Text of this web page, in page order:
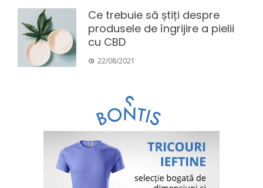
Ce trebuie să știți despre
produsele de îngrijire a pielii
cu CBD
22/08/2021